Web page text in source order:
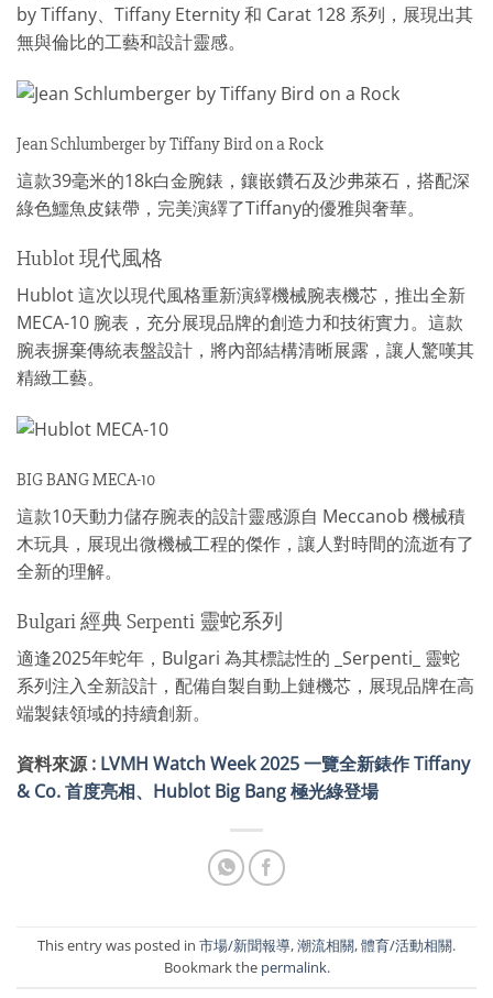
by Tiffany、Tiffany Eternity 和 Carat 128 系列，展現出其
無與倫比的工藝和設計靈感。
Jean Schlumberger by Tiffany Bird on a Rock
這款39毫米的18k白金腕錶，鑲嵌鑽石及沙弗萊石，搭配深
綠色鱷魚皮錶帶，完美演繹了Tiffany的優雅與奢華。
Hublot 現代風格
Hublot 這次以現代風格重新演繹機械腕表機芯，推出全新
MECA-10 腕表，充分展現品牌的創造力和技術實力。這款
腕表摒棄傳統表盤設計，將內部結構清晰展露，讓人驚嘆其
精緻工藝。
BIG BANG MECA-10
這款10天動力儲存腕表的設計靈感源自 Meccanob 機械積
木玩具，展現出微機械工程的傑作，讓人對時間的流逝有了
全新的理解。
Bulgari 經典 Serpenti 靈蛇系列
適逢2025年蛇年，Bulgari 為其標誌性的 _Serpenti_ 靈蛇
系列注入全新設計，配備自製自動上鏈機芯，展現品牌在高
端製錶領域的持續創新。
資料來源 : LVMH Watch Week 2025 一覽全新錶作 Tiffany
& Co. 首度亮相、Hublot Big Bang 極光綠登場
This entry was posted in 市場/新聞報導,潮流相關,體育/活動相關.
Bookmark the permalink.